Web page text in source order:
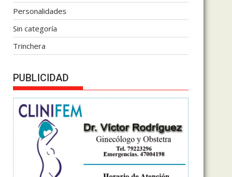
Personalidades
Sin categoría
Trinchera
PUBLICIDAD